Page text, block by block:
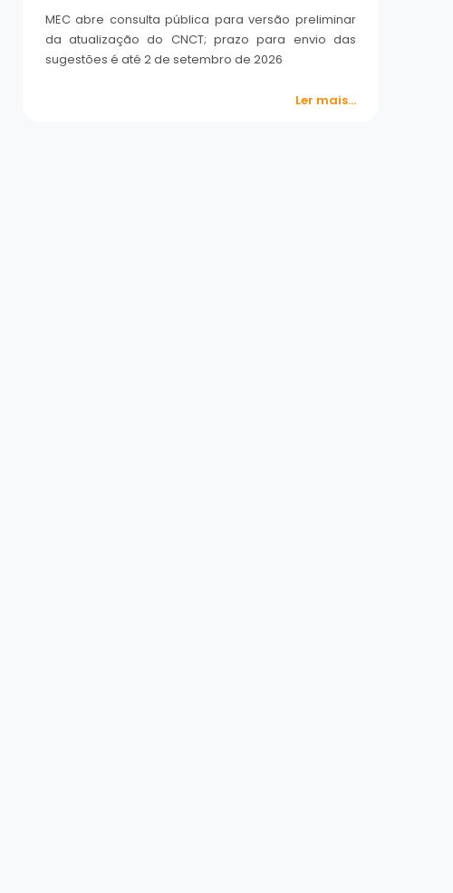
MEC abre consulta pública para versão preliminar
da atualização do CNCT; prazo para envio das
sugestões é até 2 de setembro de 2026
Ler mais...